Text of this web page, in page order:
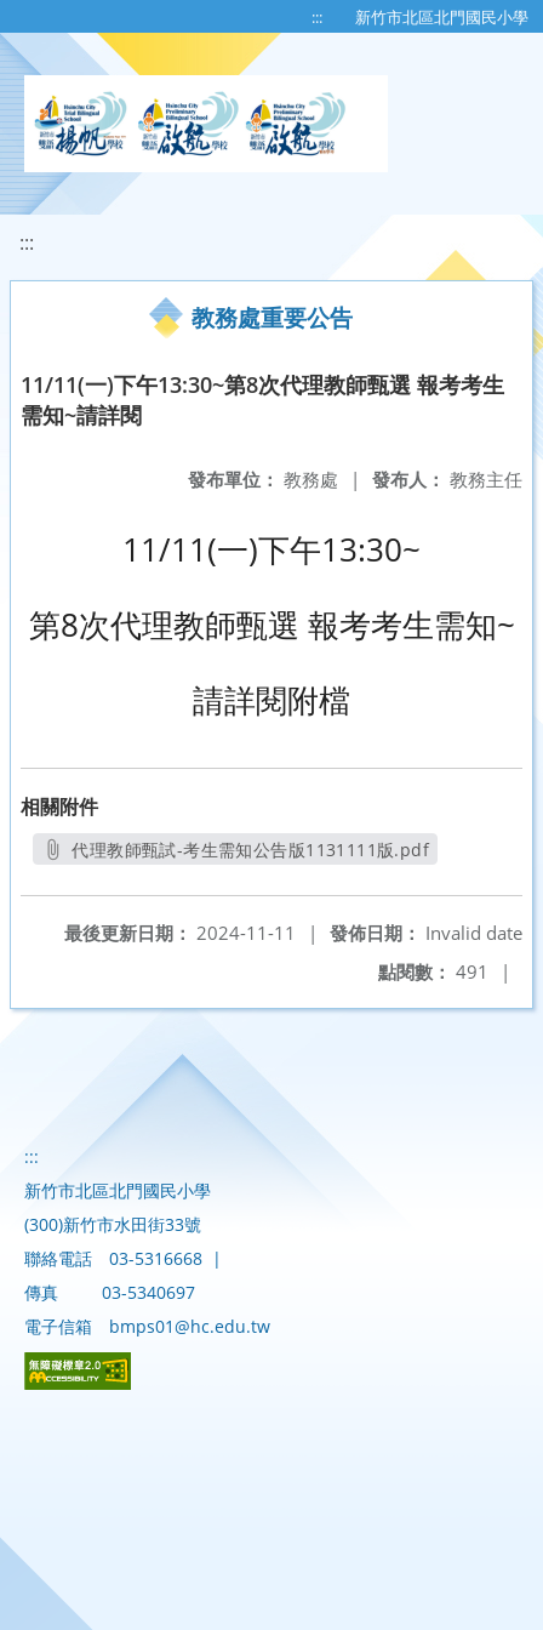
::: 新竹市北區北門國民小學
:::
教務處重要公告
11/11(一)下午13:30~第8次代理教師甄選 報考考生
需知~請詳閱
發布人： 教務主任
發布單位： 教務處 |
11/11(一)下午13:30~
第8次代理教師甄選 報考考生需知~
請詳閱附檔
相關附件
代理教師甄試-考生需知公告版1131111版.pdf
發佈日期： Invalid date
最後更新日期： 2024-11-11
|
點閱數： 491 |
:::
新竹市北區北門國民小學
(300)新竹市水田街33號
聯絡電話
03-5316668 |
傳真
03-5340697
電子信箱
bmps01@hc.edu.tw